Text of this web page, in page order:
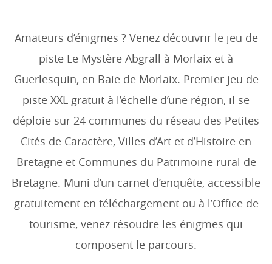
Amateurs d’énigmes ? Venez découvrir le jeu de
piste Le Mystère Abgrall à Morlaix et à
Guerlesquin, en Baie de Morlaix. Premier jeu de
piste XXL gratuit à l’échelle d’une région, il se
déploie sur 24 communes du réseau des Petites
Cités de Caractère, Villes d’Art et d’Histoire en
Bretagne et Communes du Patrimoine rural de
Bretagne. Muni d’un carnet d’enquête, accessible
gratuitement en téléchargement ou à l’Office de
tourisme, venez résoudre les énigmes qui
composent le parcours.